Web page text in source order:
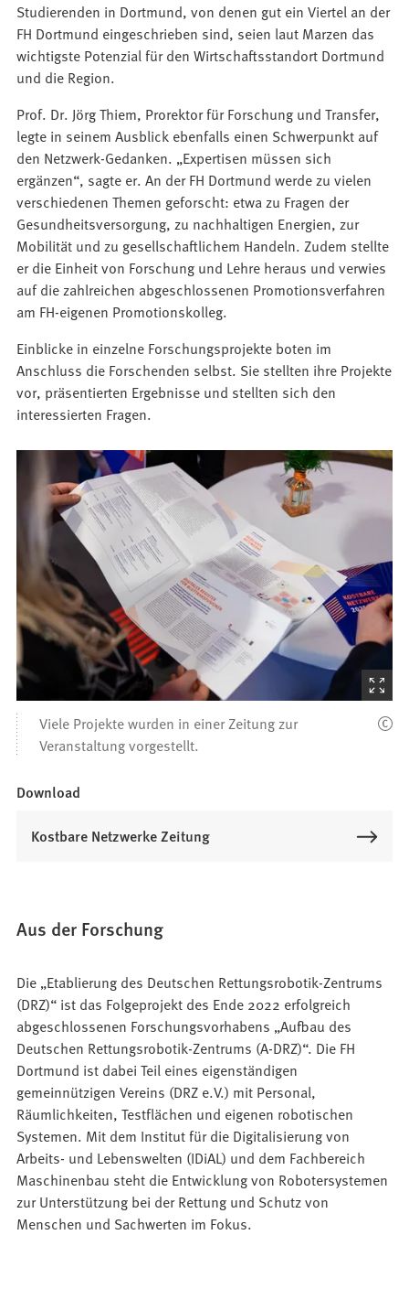
Studierenden in Dortmund, von denen gut ein Viertel an der
FH Dortmund eingeschrieben sind, seien laut Marzen das
wichtigste Potenzial für den Wirtschaftsstandort Dortmund
und die Region.
Prof. Dr. Jörg Thiem, Prorektor für Forschung und Transfer,
legte in seinem Ausblick ebenfalls einen Schwerpunkt auf
den Netzwerk-Gedanken. „Expertisen müssen sich
ergänzen“, sagte er. An der FH Dortmund werde zu vielen
verschiedenen Themen geforscht: etwa zu Fragen der
Gesundheitsversorgung, zu nachhaltigen Energien, zur
Mobilität und zu gesellschaftlichem Handeln. Zudem stellte
er die Einheit von Forschung und Lehre heraus und verwies
auf die zahlreichen abgeschlossenen Promotionsverfahren
am FH-eigenen Promotionskolleg.
Einblicke in einzelne Forschungsprojekte boten im
Anschluss die Forschenden selbst. Sie stellten ihre Projekte
vor, präsentierten Ergebnisse und stellten sich den
interessierten Fragen.
(Startet
den
Viele Projekte wurden in einer Zeitung zur
Veranstaltung vorgestellt.
Download
Kostbare Netzwerke Zeitung
Aus der Forschung
Die „Etablierung des Deutschen Rettungsrobotik-Zentrums
(DRZ)“ ist das Folgeprojekt des Ende 2022 erfolgreich
abgeschlossenen Forschungsvorhabens „Aufbau des
Deutschen Rettungsrobotik-Zentrums (A-DRZ)“. Die FH
Dortmund ist dabei Teil eines eigenständigen
gemeinnützigen Vereins (DRZ e.V.) mit Personal,
Räumlichkeiten, Testflächen und eigenen robotischen
Systemen. Mit dem Institut für die Digitalisierung von
Arbeits- und Lebenswelten (IDiAL) und dem Fachbereich
Maschinenbau steht die Entwicklung von Robotersystemen
zur Unterstützung bei der Rettung und Schutz von
Menschen und Sachwerten im Fokus.